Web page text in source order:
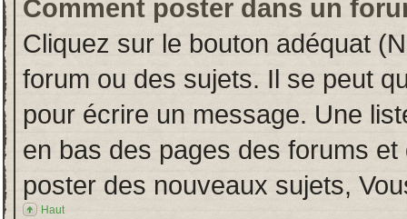
Comment poster dans un
Cliquez sur le bouton adéquat
forum ou des sujets. Il se peut
pour écrire un message. Une
en bas des pages des forums
poster des nouveaux sujets,
Haut